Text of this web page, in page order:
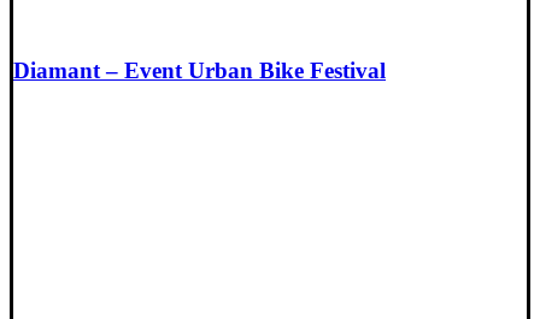
Diamant – Event Urban Bike Festival